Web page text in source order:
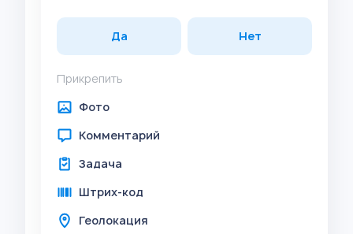
Да Нет
Прикрепить
Фото
Комментарий
Задача
Штрих-код
Геолокация